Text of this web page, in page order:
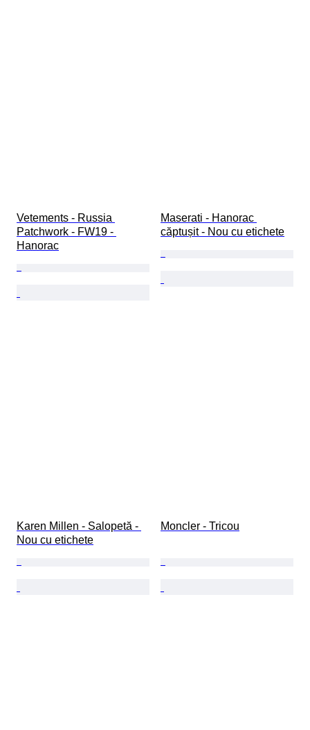
Vetements - Russia
Patchwork - FW19 -
Hanorac
Maserati - Hanorac
căptușit - Nou cu etichete
Karen Millen - Salopetă -
Nou cu etichete
Moncler - Tricou